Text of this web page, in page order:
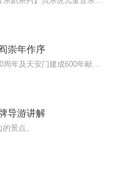
崇年作序
导游讲解
景点。